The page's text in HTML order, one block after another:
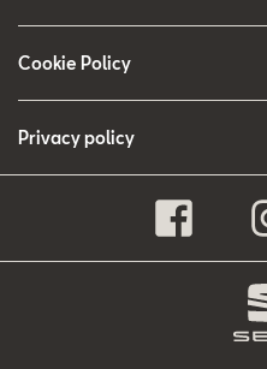
Cookie Policy
Privacy policy